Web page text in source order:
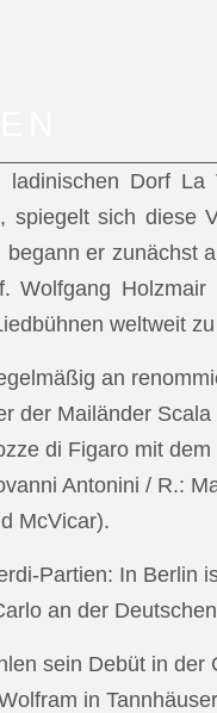
Dorf
spiegelt sich
er zunächst
Wolfgang
weltweit
an
der Mailänder
di Figaro mit
Antonini / R.:
McVicar).
Partien: In Berlin
an der
sein Debüt in der
in